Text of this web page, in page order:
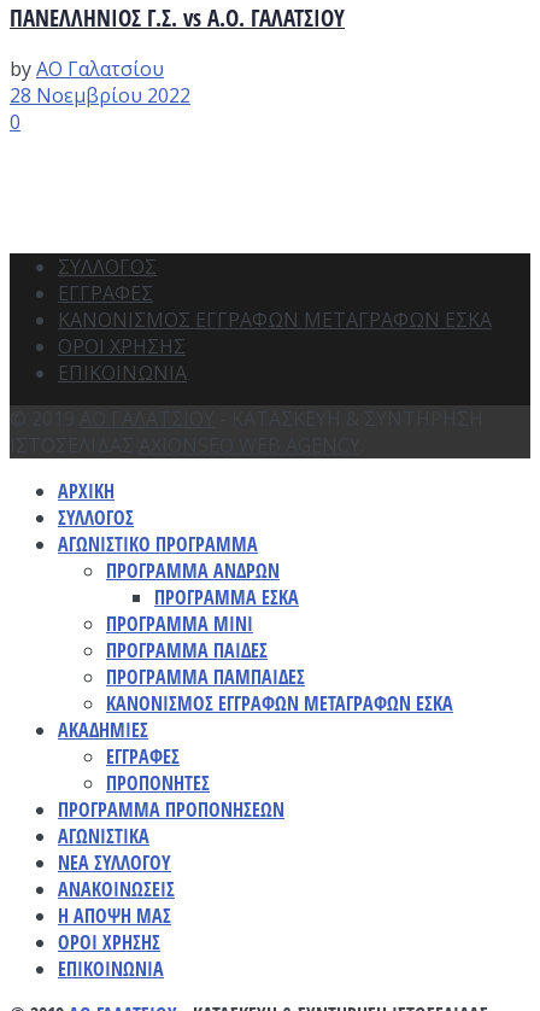
ΠΑΝΕΛΛΗΝΙΟΣ Γ.Σ. vs Α.Ο. ΓΑΛΑΤΣΙΟΥ
byΑΟ Γαλατσίου
28 Νοεμβρίου 2022
0
ΣΥΛΛΟΓΟΣ
ΕΓΓΡΑΦΕΣ
ΚΑΝΟΝΙΣΜΟΣ ΕΓΓΡΑΦΩΝ ΜΕΤΑΓΡΑΦΩΝ ΕΣΚΑ
ΟΡΟΙ ΧΡΗΣΗΣ
ΕΠΙΚΟΙΝΩΝΙΑ
ΑΡΧΙΚΗ
ΣΥΛΛΟΓΟΣ
ΑΓΩΝΙΣΤΙΚΟ ΠΡΟΓΡΑΜΜΑ
ΠΡΟΓΡΑΜΜΑ ΑΝΔΡΩΝ
ΠΡΟΓΡΑΜΜΑ ΕΣΚΑ
ΠΡΟΓΡΑΜΜΑ ΜΙΝΙ
ΠΡΟΓΡΑΜΜΑ ΠΑΙΔΕΣ
ΠΡΟΓΡΑΜΜΑ ΠΑΜΠΑΙΔΕΣ
ΚΑΝΟΝΙΣΜΟΣ ΕΓΓΡΑΦΩΝ ΜΕΤΑΓΡΑΦΩΝ ΕΣΚΑ
ΑΚΑΔΗΜΙΕΣ
ΕΓΓΡΑΦΕΣ
ΠΡΟΠΟΝΗΤΕΣ
ΠΡΟΓΡΑΜΜΑ ΠΡΟΠΟΝΗΣΕΩΝ
ΑΓΩΝΙΣΤΙΚΑ
ΝΕΑ ΣΥΛΛΟΓΟΥ
ΑΝΑΚΟΙΝΩΣΕΙΣ
Η ΑΠΟΨΗ ΜΑΣ
ΟΡΟΙ ΧΡΗΣΗΣ
ΕΠΙΚΟΙΝΩΝΙΑ